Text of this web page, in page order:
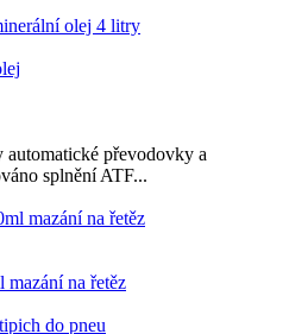
olej 4 litry
převodovky a
splnění ATF...
na řetěz